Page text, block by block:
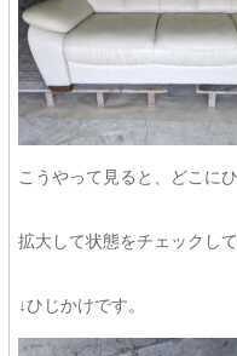
こうやって見ると、どこに
拡大して状態をチェックして
↓ひじかけです。